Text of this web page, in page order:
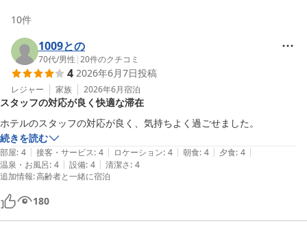
10件
1009との
70代/男性 |20件のクチコミ
4 2026年6月7日投稿
レジャー 家族 2026年6月宿泊
スタッフの対応が良く快適な滞在
ホテルのスタッフの対応が良く、気持ちよく過ごせました。
続きを読む
部屋: 4 | 接客・サービス: 4 | ロケーション: 4 | 朝食: 4 | 夕食: 4 |
温泉・お風呂: 4 | 設備: 4 | 清潔さ: 4
追加情報:高齢者と一緒に宿泊
180